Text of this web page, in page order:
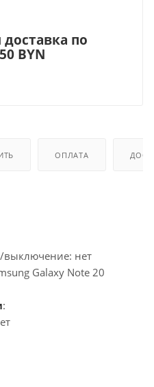
доставка по
BYN
ОПЛАТА
выключение: нет
Galaxy Note 20
: